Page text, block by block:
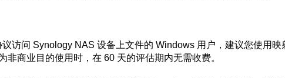
访问 Synology NAS 设备上文件的 Windows 用户，建议您使用映
非商业目的使用时，在 60 天的评估期内无需收费。